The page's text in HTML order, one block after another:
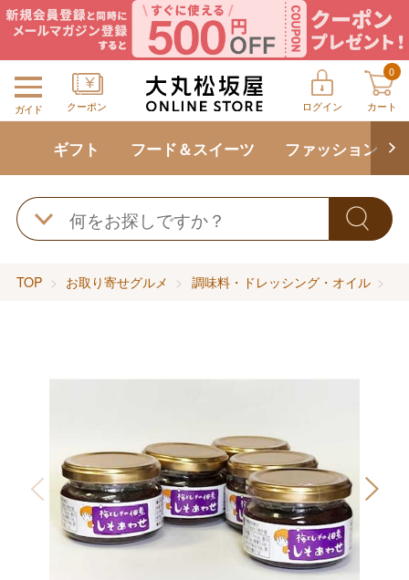
ガイド クーポン ログイン
0
カート
ギフト フード＆スイーツ ファッション
TOP お取り寄せグルメ 調味料・ドレッシング・オイル